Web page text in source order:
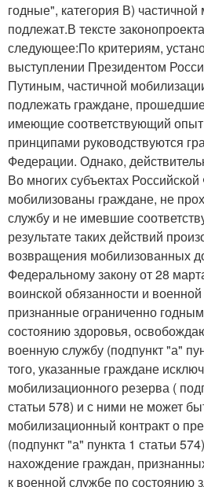
годные", категория В)
подлежат.В тексте
следующее:По критериям,
выступлении Президентом
Путиным, частичной
подлежать граждане,
имеющие соответствующий
принципами руководствуются
Федерации. Однако,
Во многих субъектах
мобилизованы граждане, не
службу и не имевшие
результате таких действий
возвращения мобилизованных
Федеральному закону от 28
воинской обязанности и
признанные ограниченно
состоянию здоровья,
военную службу (подпункт "а"
того, указанные граждане
мобилизационного резерва (
статьи 578) и с ними не может
мобилизационный контракт о
(подпункт "а" пункта 1 статьи
нахождение граждан,
к военной службе по состоянию